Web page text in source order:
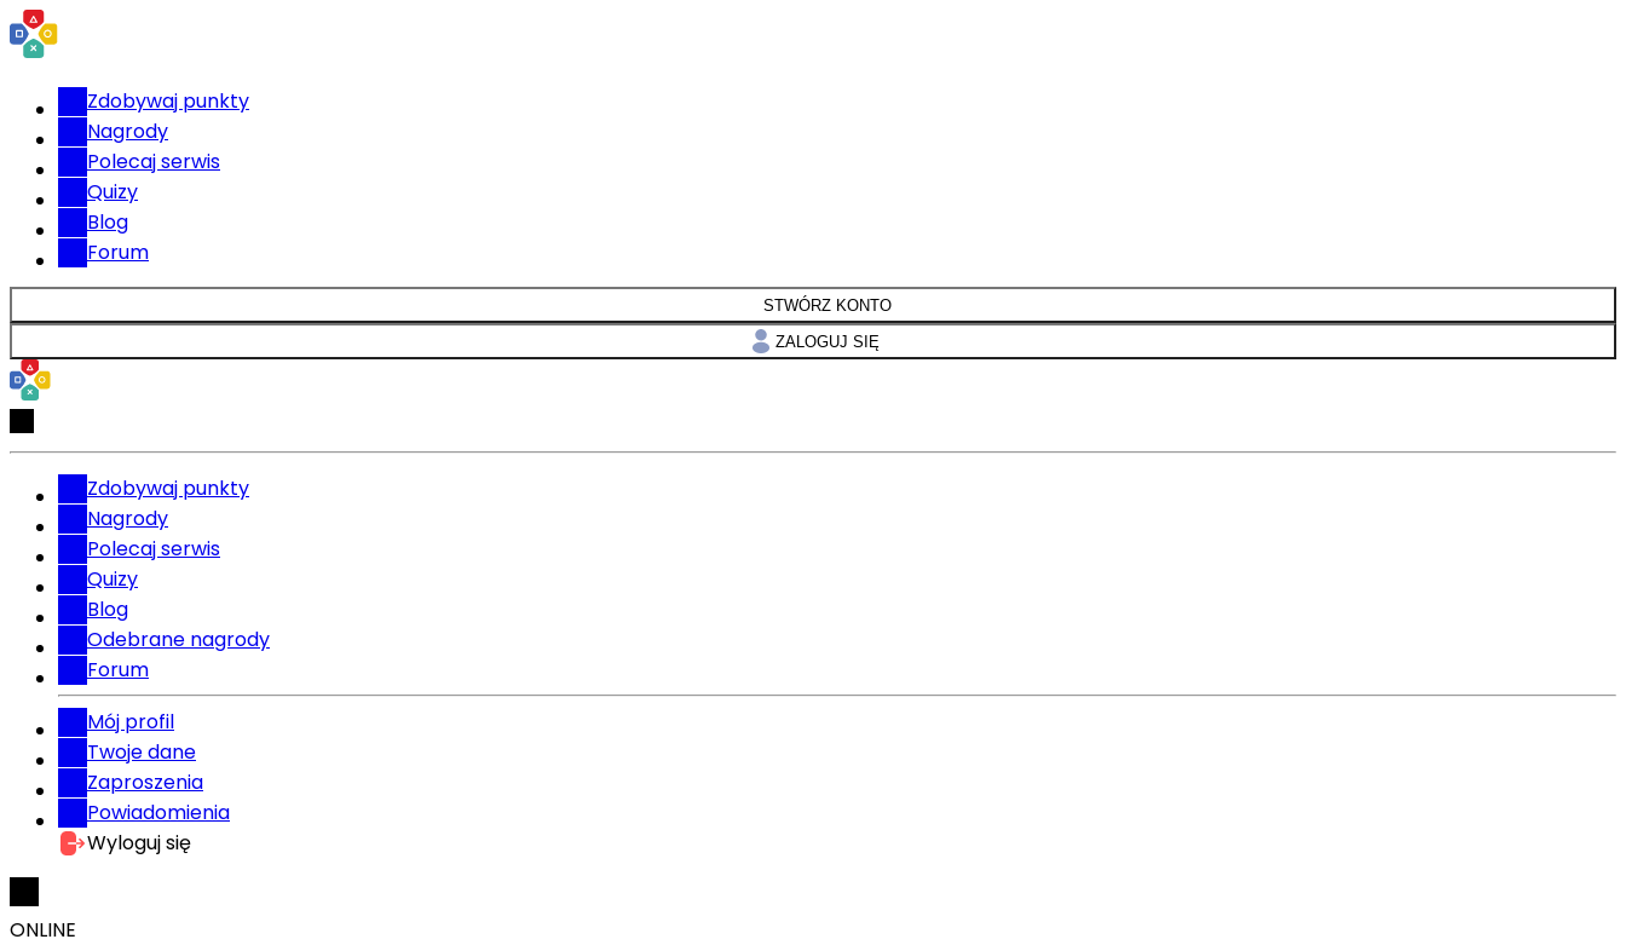
Zdobywaj punkty
Nagrody
Polecaj serwis
Quizy
Blog
Forum
STWÓRZ KONTO
ZALOGUJ SIĘ
Zdobywaj punkty
Nagrody
Polecaj serwis
Quizy
Blog
Odebrane nagrody
Forum
Mój profil
Twoje dane
Zaproszenia
Powiadomienia
Wyloguj się
ONLINE